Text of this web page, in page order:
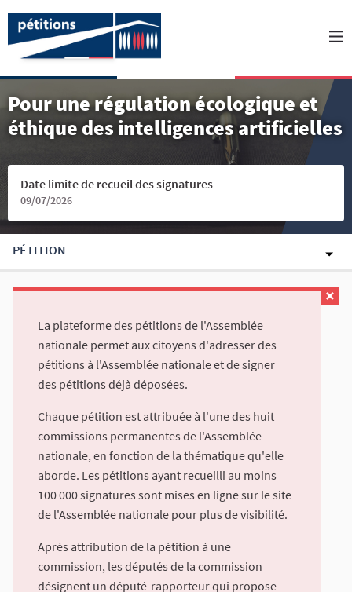
Pour une régulation écologique et
éthique des intelligences artificielles
Date limite de recueil des signatures
09/07/2026
PÉTITION
La plateforme des pétitions de l'Assemblée
nationale permet aux citoyens d'adresser des
pétitions à l'Assemblée nationale et de signer
des pétitions déjà déposées.
Chaque pétition est attribuée à l'une des huit
commissions permanentes de l'Assemblée
nationale, en fonction de la thématique qu'elle
aborde. Les pétitions ayant recueilli au moins
100 000 signatures sont mises en ligne sur le site
de l'Assemblée nationale pour plus de visibilité.
Après attribution de la pétition à une
commission, les députés de la commission
désignent un député-rapporteur qui propose